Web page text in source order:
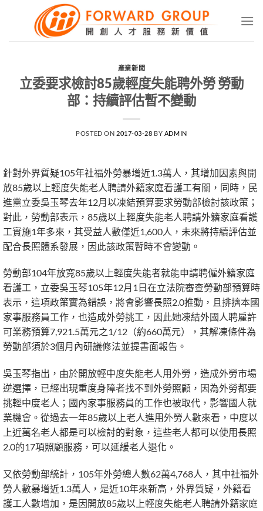
產業新聞
立委要求檢討85歲輕度失能聘外勞 勞動
部：持續評估暫不變動
POSTED ON 2017-03-28 BY ADMIN
針對外界質疑105年社福外勞暴增近1.3萬人，其增加因素與開
放85歲以上輕度失能老人聘請外籍家庭看護工有關，同時，民
進黨立委吳玉琴去年12月以凍結預算要求勞動部檢討該政策；
對此，勞動部表示，85歲以上輕度失能老人聘請外籍家庭看護
工實施1年多來，其受益人數僅近1,600人，未來將持續評估並
配合長照體系發展，因此該政策暫時不會變動。
勞動部104年放寬85歲以上輕度失能者就能申請聘僱外籍家庭
看護工，立委吳玉琴105年12月1日在立法院審查勞動部預算時
表示，這項政策實為錯誤，將會影響長照2.0推動，且排擠本國
家事服務員工作，也造成外勞挑工，因此她凍結外國人聘雇許
可業務預算7,921.5萬元之1/12（約660萬元），其解凍條件為
勞動部須於3個月內研議修法並提書面報告。
吳玉琴指出，由於開放輕中度失能老人用外勞，造成外勞市場
逆選擇，已經出現重度身障者找不到外勞照顧，因為外勞都要
挑輕中度老人；國內家事服務員的工作也被取代，影響國人就
業機會。從過去一年85歲以上老人進用外勞人數來看，中度以
上近萬名老人都是可以檢討的對象，這些老人都可以使用長照
2.0的17項照顧服務，可以延緩老人退化。
又依勞動部統計，105年外勞總人數62萬4,768人，其中社福外
勞人數暴增近1.3萬人，是近10年來新高，外界質疑，外籍看
護工人數增加，是因開放85歲以上輕度失能老人聘請外籍家庭